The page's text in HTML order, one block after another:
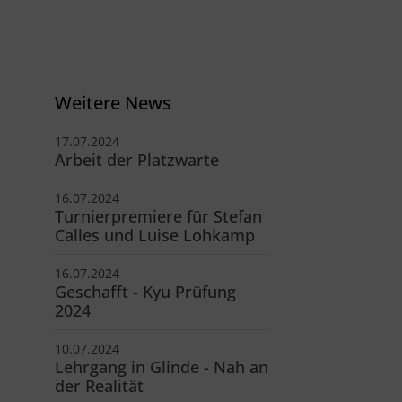
Weitere News
17.07.2024
Arbeit der Platzwarte
16.07.2024
Turnierpremiere für Stefan
Calles und Luise Lohkamp
16.07.2024
Geschafft - Kyu Prüfung
2024
10.07.2024
Lehrgang in Glinde - Nah an
der Realität
Reinbek
040 - 40 11 326-0
info@tsv-reinbek.de